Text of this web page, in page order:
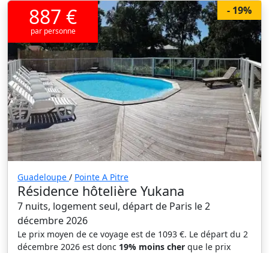
- 19%
887 €
par personne
Guadeloupe / Pointe A Pitre
Résidence hôtelière Yukana
7 nuits, logement seul, départ de Paris le 2
décembre 2026
Le prix moyen de ce voyage est de 1093 €. Le départ du 2
décembre 2026 est donc 19% moins cher que le prix